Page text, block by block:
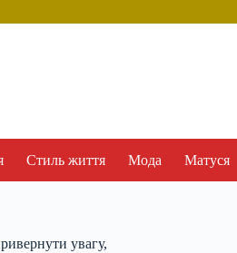
Стиль життя Мода Матуся
увагу,